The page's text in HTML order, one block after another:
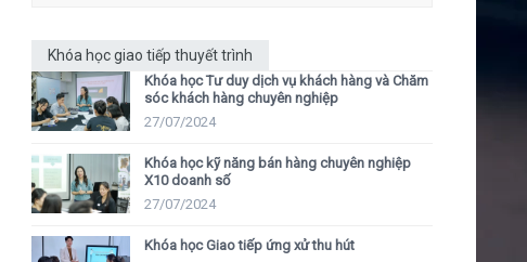
Khóa học giao tiếp thuyết trình
Khóa học Tư duy dịch vụ khách hàng và Chăm
sóc khách hàng chuyên nghiệp
27/07/2024
Khóa học kỹ năng bán hàng chuyên nghiệp
X10 doanh số
27/07/2024
Khóa học Giao tiếp ứng xử thu hút